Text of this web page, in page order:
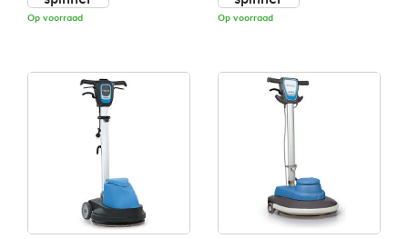
Op voorraad Op voorraad